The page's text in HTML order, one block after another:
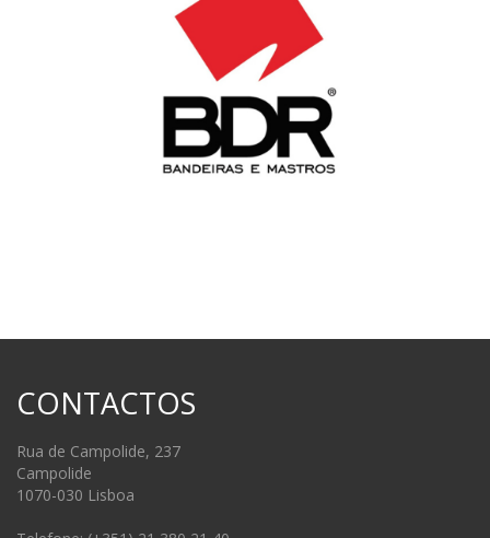
CONTACTOS
Rua de Campolide, 237
Campolide
1070-030 Lisboa